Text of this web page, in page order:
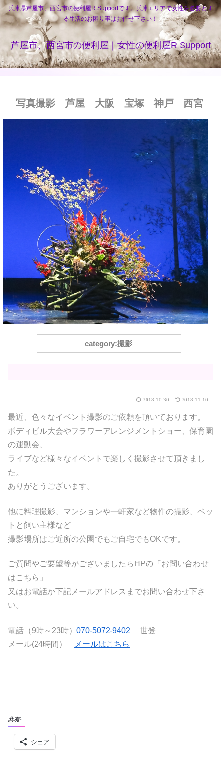
兵庫県芦屋市、西宮市の便利屋R Supportです。兵庫エリアで女性を必要とす
る生活のお困り事はお任せ下さい！
芦屋市、西宮市の便利屋｜女性の便利屋R Support
写真撮影 芦屋 大阪 宝塚 神戸 西宮
撮影
2018.10.30 2018.11.10
最近、色々なイベント撮影のご依頼を頂いております。
ボディビル大会やフラワーアレンジメントショー、保育園
の運動会、
ライブなど様々なイベントで楽しく撮影させて頂きまし
た。
ありがとうございます。
他に料理撮影、マンションや一軒家など物件の撮影、ペッ
トと飼い主様など
撮影場所はご近所の公園でもご自宅でもOKです。
ご質問やご要望等がございましたらHPの「お問い合わせ
はこちら」
又はお電話か下記メールアドレスまでお問い合わせ下さ
い。
電話（9時～23時） 070-5072-9402 世登
メール(24時間）
メールはこちら
共有:
シェア